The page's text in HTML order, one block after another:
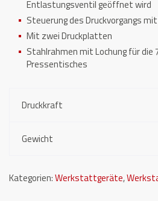
Entlastungsventil geöffnet wird
Steuerung des Druckvorgangs
Mit zwei Druckplatten
Stahlrahmen mit Lochung für
Pressentisches
Druckkraft
Gewicht
Kategorien:Werkstattgeräte,